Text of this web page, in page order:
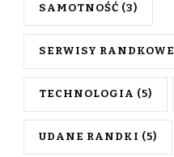
SAMOTNOŚĆ (3)
SERWISY RANDKOWE
TECHNOLOGIA (5)
UDANE RANDKI (5)